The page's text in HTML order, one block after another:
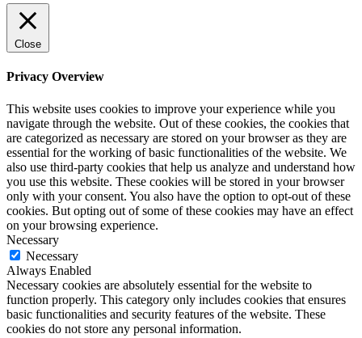
Close
Privacy Overview
This website uses cookies to improve your experience while you
navigate through the website. Out of these cookies, the cookies that
are categorized as necessary are stored on your browser as they are
essential for the working of basic functionalities of the website. We
also use third-party cookies that help us analyze and understand how
you use this website. These cookies will be stored in your browser
only with your consent. You also have the option to opt-out of these
cookies. But opting out of some of these cookies may have an effect
on your browsing experience.
Necessary
Necessary
Always Enabled
Necessary cookies are absolutely essential for the website to
function properly. This category only includes cookies that ensures
basic functionalities and security features of the website. These
cookies do not store any personal information.